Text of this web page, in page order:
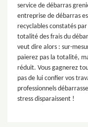
service de débarras
entreprise de débarras
recyclables constatés
totalité des frais du
veut dire alors : sur-
paierez pas la totalité,
réduit. Vous gagnerez
pas de lui confier vos
professionnels
stress disparaissent !